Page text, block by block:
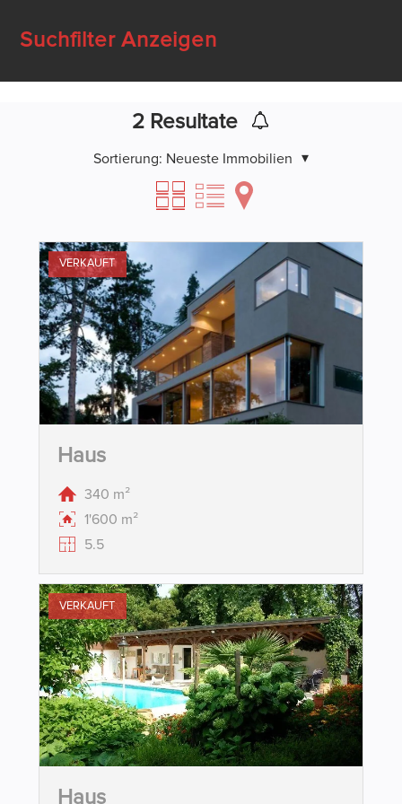
Suchfilter Anzeigen
2 Resultate
Sortierung: Neueste Immobilien
VERKAUFT
Haus
340 m²
1'600 m²
5.5
VERKAUFT
Haus